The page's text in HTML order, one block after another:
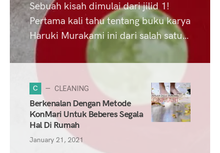
Sebuah kisah dimulai dari jilid 1!
Pertama kali tahu tentang buku karya
Haruki Murakami ini dari salah satu…
C CLEANING
Berkenalan Dengan Metode
KonMari Untuk Beberes Segala
Hal Di Rumah
January 21, 2021